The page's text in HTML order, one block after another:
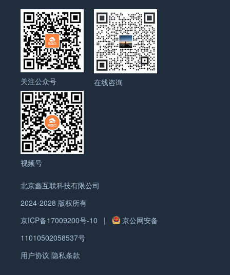
关注公众号 在线咨询
视频号
北京鑫互联科技有限公司
2024-2028 版权所有
京ICP备17009200号-10
|
京公网安备
11010502058537号
用户协议 隐私条款